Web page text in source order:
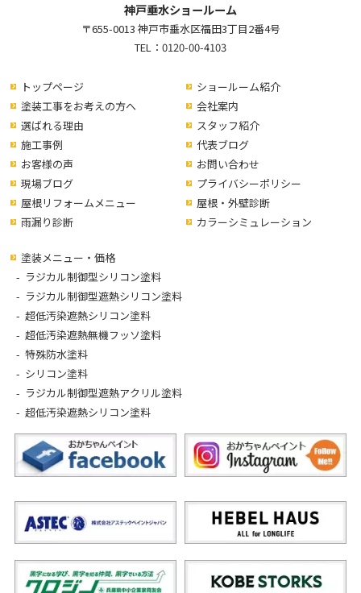
神戸垂水ショールーム
〒655-0013 神戸市垂水区福田3丁目2番4号
TEL： 0120-00-4103
トップページ
塗装工事をお考えの方へ
選ばれる理由
ショールーム紹介
会社案内
スタッフ紹介
施工事例
お客様の声
現場ブログ
代表ブログ
お問い合わせ
プライバシーポリシー
屋根リフォームメニュー
雨漏り診断
屋根・外壁診断
カラーシミュレーション
塗装メニュー・価格
ラジカル制御型シリコン塗料
ラジカル制御型遮熱シリコン塗料
超低汚染遮熱シリコン塗料
超低汚染遮熱無機フッソ塗料
特殊防水塗料
シリコン塗料
ラジカル制御型遮熱アクリル塗料
超低汚染遮熱シリコン塗料